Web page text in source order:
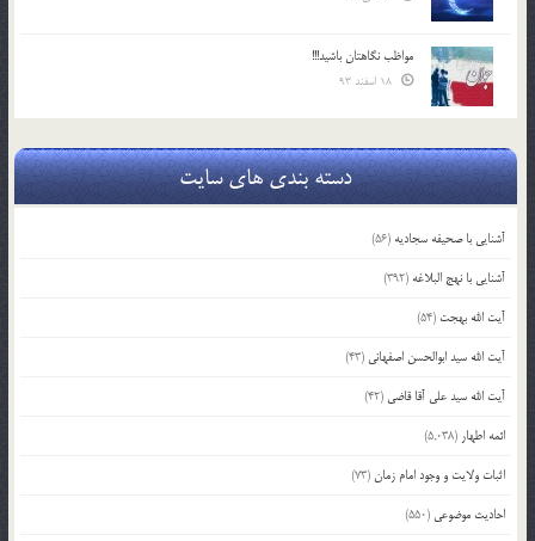
مواظب نگاهتان باشید!!!
دسته بندی های سایت
آشنایی با صحیفه سجادیه (56)
آشنایی با نهج البلاغه (392)
آیت الله بهجت (54)
آیت الله سید ابوالحسن اصفهانی (43)
آیت الله سید علی آقا قاضی (42)
ائمه اطهار (5,038)
اثبات ولایت و وجود امام زمان(73)
احادیث موضوعی (550)